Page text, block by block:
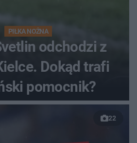
PIŁKA NOŻNA
odchodzi z
Dokąd trafi
pomocnik?
22